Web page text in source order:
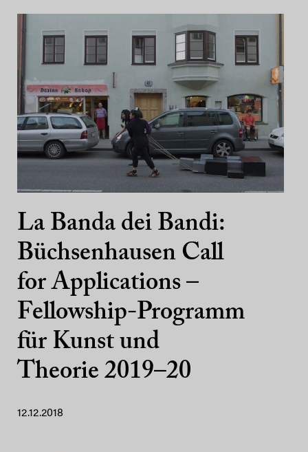
La Banda dei Bandi:
Büchsenhausen Call
for Applications –
Fellowship-Programm
für Kunst und
Theorie 2019–20
12.12.2018